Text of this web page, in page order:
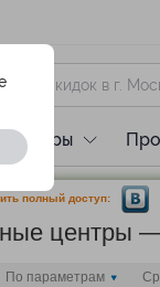
Туры
полный доступ:
центры
По параметрам